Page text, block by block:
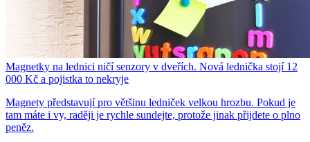
Magnetky na lednici ničí senzory v dveřích. Nová lednička stojí 12
000 Kč a pojistka to nekryje
Magnety představují pro většinu ledniček velkou hrozbu. Pokud je
tam máte i vy, raději je rychle sundejte, protože jinak přijdete o plno
peněz.